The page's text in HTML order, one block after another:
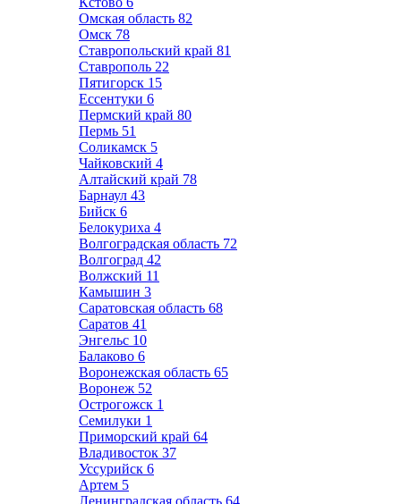
Омская область 82
Омск 78
Ставропольский край 81
Ставрополь 22
Пятигорск 15
Ессентуки 6
Пермский край 80
Пермь 51
Соликамск 5
Чайковский 4
Алтайский край 78
Барнаул 43
Бийск 6
Белокуриха 4
Волгоградская область 72
Волгоград 42
Волжский 11
Камышин 3
Саратовская область 68
Саратов 41
Энгельс 10
Балаково 6
Воронежская область 65
Воронеж 52
Острогожск 1
Семилуки 1
Приморский край 64
Владивосток 37
Уссурийск 6
Артем 5
Ленинградская область 64